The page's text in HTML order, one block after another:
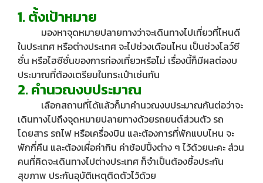
1. ตั้งเป้าหมาย
มองหาจุดหมายปลายทางว่าจะเดินทางไปเที่ยวที่ไหนดี
ในประเทศ หรือต่างประเทศ จะไปช่วงเดือนไหน เป็นช่วงโลว์ซี
ซั่น หรือไฮซีซั่นของการท่องเที่ยวหรือไม่ เรื่องนี้ก็มีผลต่องบ
ประมาณที่ต้องเตรียมในกระเป๋าเช่นกัน
2. คำนวณงบประมาณ
เลือกสถานที่ได้แล้วก็มาคำนวณงบประมาณกันต่อว่าจะ
เดินทางไปถึงจุดหมายปลายทางด้วยรถยนต์ส่วนตัว รถ
โดยสาร รถไฟ หรือเครื่องบิน และต้องการที่พักแบบไหน จะ
พักกี่คืน และต้องเผื่อค่ากิน ค่าช้อปปิ้งต่าง ๆ ไว้ด้วยนะคะ ส่วน
คนที่คิดจะเดินทางไปต่างประเทศ ก็จำเป็นต้องซื้อประกัน
สุขภาพ ประกันอุบัติเหตุติดตัวไว้ด้วย